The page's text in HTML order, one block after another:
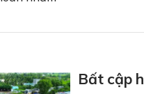
Bất cập